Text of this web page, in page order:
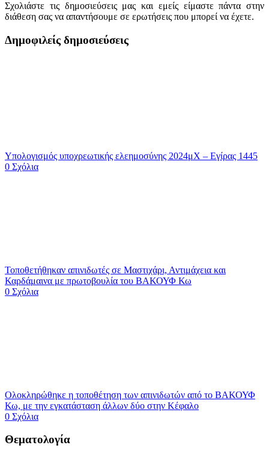
Σχολιάστε τις δημοσιεύσεις μας και εμείς είμαστε πάντα στην
διάθεση σας να απαντήσουμε σε ερωτήσεις που μπορεί να έχετε.
Δημοφιλείς δημοσιεύσεις
Υπολογισμός υποχρεωτικής ελεημοσύνης 2024μΧ – Εγίρας 1445
0 Σχόλια
Τοποθετήθηκαν απινιδωτές σε Μαστιχάρι, Αντιμάχεια και
Καρδάμαινα με πρωτοβουλία του ΒΑΚΟΥΦ Κω
0 Σχόλια
Ολοκληρώθηκε η τοποθέτηση των απινιδωτών από το ΒΑΚΟΥΦ
Κω, με την εγκατάσταση άλλων δύο στην Κέφαλο
0 Σχόλια
Θεματολογία